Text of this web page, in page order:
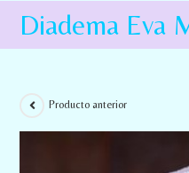
Diadema Eva
Producto anterior